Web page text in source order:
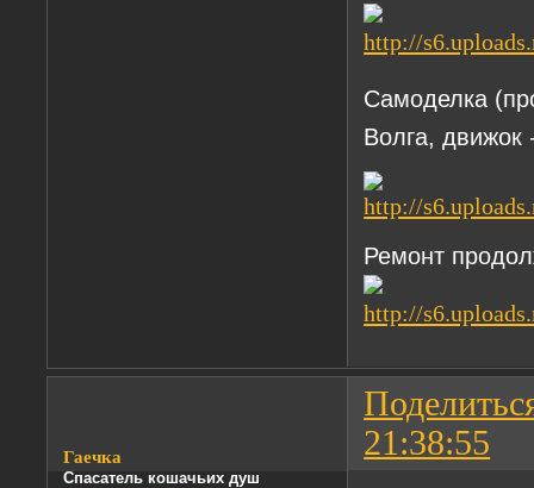
Самоделка
Волга,
Ремонт
21:38:55
Гаечка
Спасатель кошачьих душ